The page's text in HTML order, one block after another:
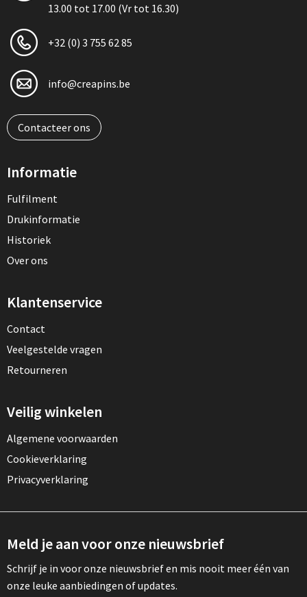
13.00 tot 17.00 (Vr tot 16.30)
+32 (0) 3 755 62 85
info@creapins.be
Contacteer ons
Informatie
Fulfilment
Drukinformatie
Historiek
Over ons
Klantenservice
Contact
Veelgestelde vragen
Retourneren
Veilig winkelen
Algemene voorwaarden
Cookieverklaring
Privacyverklaring
Meld je aan voor onze nieuwsbrief
Schrijf je in voor onze nieuwsbrief en mis nooit meer één van
onze leuke aanbiedingen of updates.